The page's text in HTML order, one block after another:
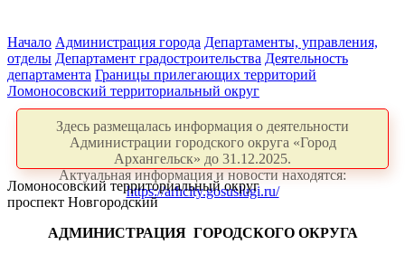
Начало Администрация города Департаменты, управления,
отделы Департамент градостроительства Деятельность
департамента Границы прилегающих территорий
Ломоносовский территориальный округ
Здесь размещалась информация о деятельности
Администрации городского округа «Город
Архангельск» до 31.12.2025.
Актуальная информация и новости находятся:
https://arhcity.gosuslugi.ru/
Ломоносовский территориальный округ
проспект Новгородский
АДМИНИСТРАЦИЯ ГОРОДСКОГО ОКРУГА